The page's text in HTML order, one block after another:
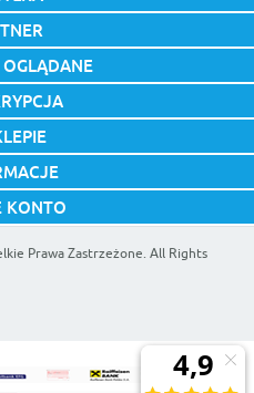
KONTO
Prawa Zastrzeżone. All Rights